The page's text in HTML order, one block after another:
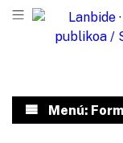
Menú: